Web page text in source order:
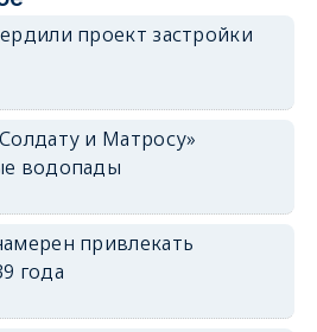
проект застройки
и Матросу»
водопады
привлекать
года